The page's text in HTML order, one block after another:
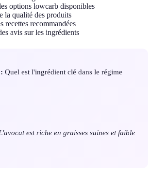
options lowcarb disponibles
la qualité des produits
recettes recommandées
avis sur les ingrédients
Quel est l'ingrédient clé dans le régime
est riche en graisses saines et faible